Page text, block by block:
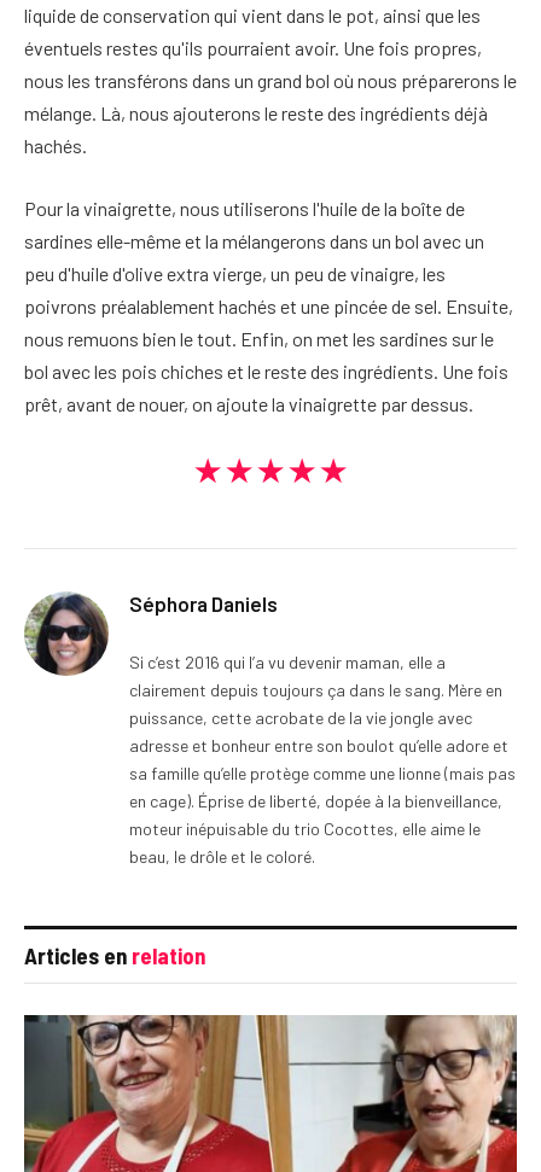
liquide de conservation qui vient dans le pot, ainsi que les
éventuels restes qu'ils pourraient avoir. Une fois propres,
nous les transférons dans un grand bol où nous préparerons le
mélange. Là, nous ajouterons le reste des ingrédients déjà
hachés.
Pour la vinaigrette, nous utiliserons l'huile de la boîte de
sardines elle-même et la mélangerons dans un bol avec un
peu d'huile d'olive extra vierge, un peu de vinaigre, les
poivrons préalablement hachés et une pincée de sel. Ensuite,
nous remuons bien le tout. Enfin, on met les sardines sur le
bol avec les pois chiches et le reste des ingrédients. Une fois
prêt, avant de nouer, on ajoute la vinaigrette par dessus.
★★★★★
Séphora Daniels
Si c’est 2016 qui l’a vu devenir maman, elle a
clairement depuis toujours ça dans le sang. Mère en
puissance, cette acrobate de la vie jongle avec
adresse et bonheur entre son boulot qu’elle adore et
sa famille qu’elle protège comme une lionne (mais pas
en cage). Éprise de liberté, dopée à la bienveillance,
moteur inépuisable du trio Cocottes, elle aime le
beau, le drôle et le coloré.
Articles en relation